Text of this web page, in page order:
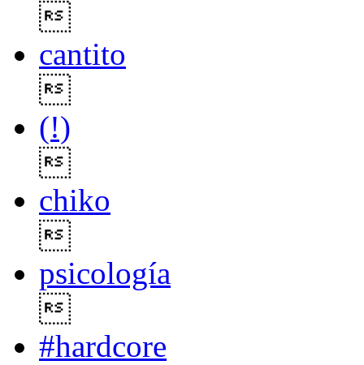
cantito
(!)
chiko
psicología
#hardcore